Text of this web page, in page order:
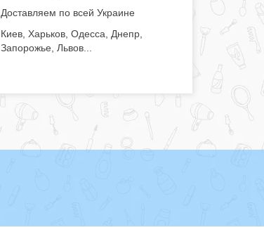
Доставляем по всей Украине
Киев, Харьков, Одесса, Днепр,
Запорожье, Львов...